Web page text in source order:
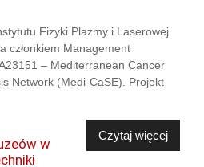
Fizyki Plazmy i Laserowej
członkiem Management
– Mediterranean Cancer
Network (Medi-CaSE). Projekt
Czytaj więcej
w